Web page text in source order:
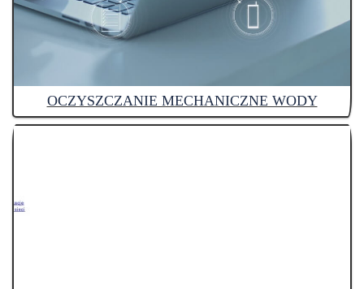
OCZYSZCZANIE MECHANICZNE WODY